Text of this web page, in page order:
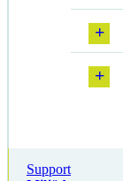
Support